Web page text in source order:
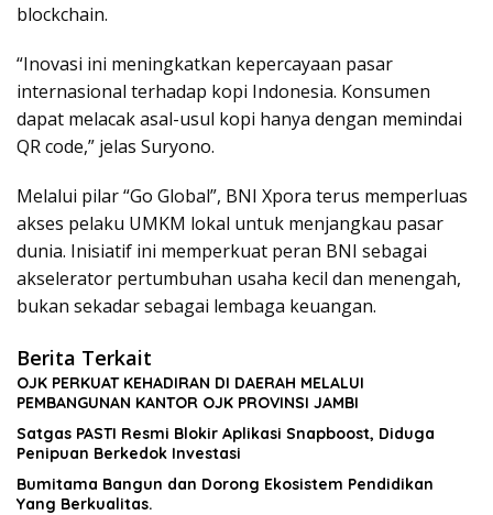
blockchain.
“Inovasi ini meningkatkan kepercayaan pasar
internasional terhadap kopi Indonesia. Konsumen
dapat melacak asal-usul kopi hanya dengan memindai
QR code,” jelas Suryono.
Melalui pilar “Go Global”, BNI Xpora terus memperluas
akses pelaku UMKM lokal untuk menjangkau pasar
dunia. Inisiatif ini memperkuat peran BNI sebagai
akselerator pertumbuhan usaha kecil dan menengah,
bukan sekadar sebagai lembaga keuangan.
Berita Terkait
OJK PERKUAT KEHADIRAN DI DAERAH MELALUI
PEMBANGUNAN KANTOR OJK PROVINSI JAMBI
Satgas PASTI Resmi Blokir Aplikasi Snapboost, Diduga
Penipuan Berkedok Investasi
Bumitama Bangun dan Dorong Ekosistem Pendidikan
Yang Berkualitas.